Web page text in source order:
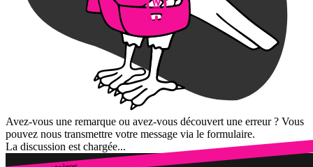
Avez-vous une remarque ou avez-vous découvert une erreur ? Vous
pouvez nous transmettre votre message via le formulaire.
La discussion est chargée...